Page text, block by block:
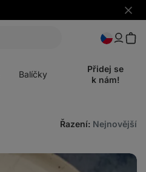
Skrýt
Balíčky
Přidej se
k nám!
Řazení: Nejnovější